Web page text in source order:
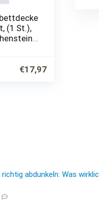
(1 St.),
€17,97
abdunkeln: Was